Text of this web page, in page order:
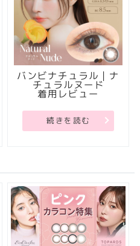
バンビナチュラル｜ナ
チュラルヌード
着用レビュー
続きを読む